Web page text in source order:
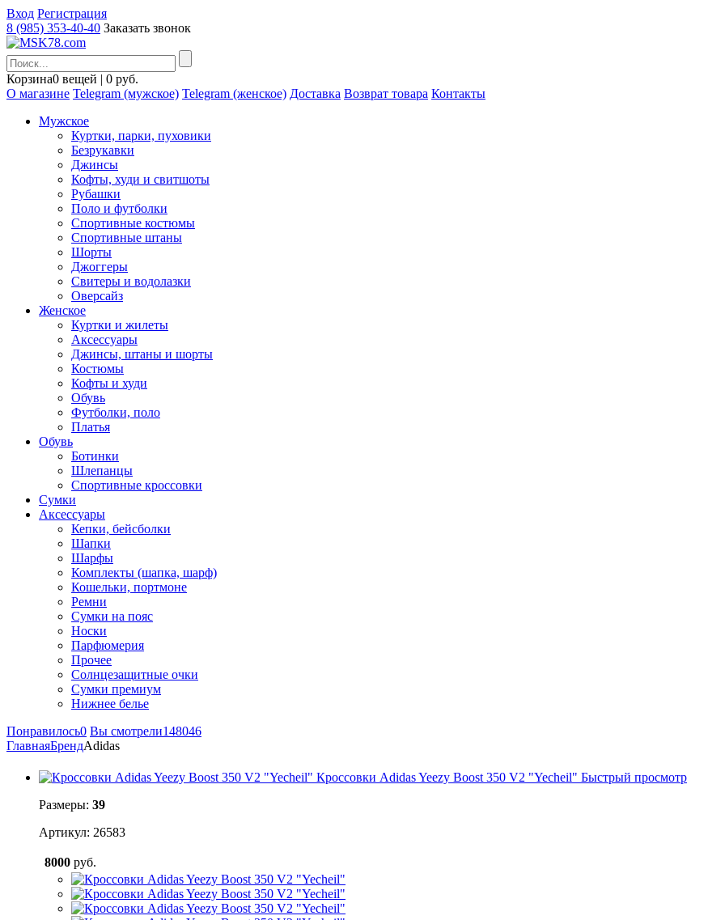
Вход Регистрация
8 (985) 353-40-40 Заказать звонок
Корзина0 вещей | 0 руб.
О магазине Telegram (мужское) Telegram (женское) Доставка Возврат товара Контакты
Мужское
Куртки, парки, пуховики
Безрукавки
Джинсы
Кофты, худи и свитшоты
Рубашки
Поло и футболки
Спортивные костюмы
Спортивные штаны
Шорты
Джоггеры
Свитеры и водолазки
Оверсайз
Женское
Куртки и жилеты
Аксессуары
Джинсы, штаны и шорты
Костюмы
Кофты и худи
Обувь
Футболки, поло
Платья
Обувь
Ботинки
Шлепанцы
Спортивные кроссовки
Сумки
Аксессуары
Кепки, бейсболки
Шапки
Шарфы
Комплекты (шапка, шарф)
Кошельки, портмоне
Ремни
Сумки на пояс
Носки
Парфюмерия
Прочее
Солнцезащитные очки
Сумки премиум
Нижнее белье
Понравилось0 Вы смотрели148046
ГлавнаяБрендAdidas
Кроссовки Adidas Yeezy Boost 350 V2 "Yecheil" Быстрый просмотр
Размеры: 39
Артикул: 26583
8000 руб.